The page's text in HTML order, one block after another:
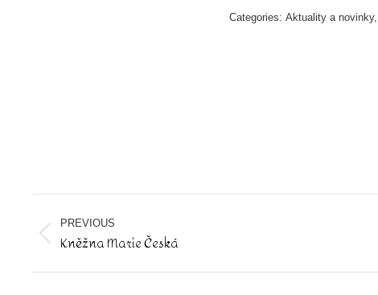
Categories:Aktuality a novinky,
Post
navigation
PREVIOUS
Previous
Kněžna Marie Česká